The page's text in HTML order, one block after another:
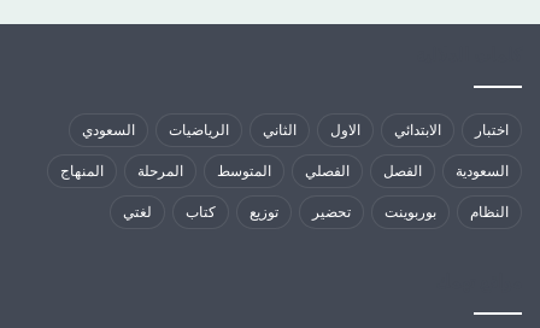
اختبار الابتدائي الاول الثاني الرياضيات السعودي
السعودية الفصل الفصلي المتوسط المرحلة المنهاج
النظام بوربوينت تحضير توزيع كتاب لغتي